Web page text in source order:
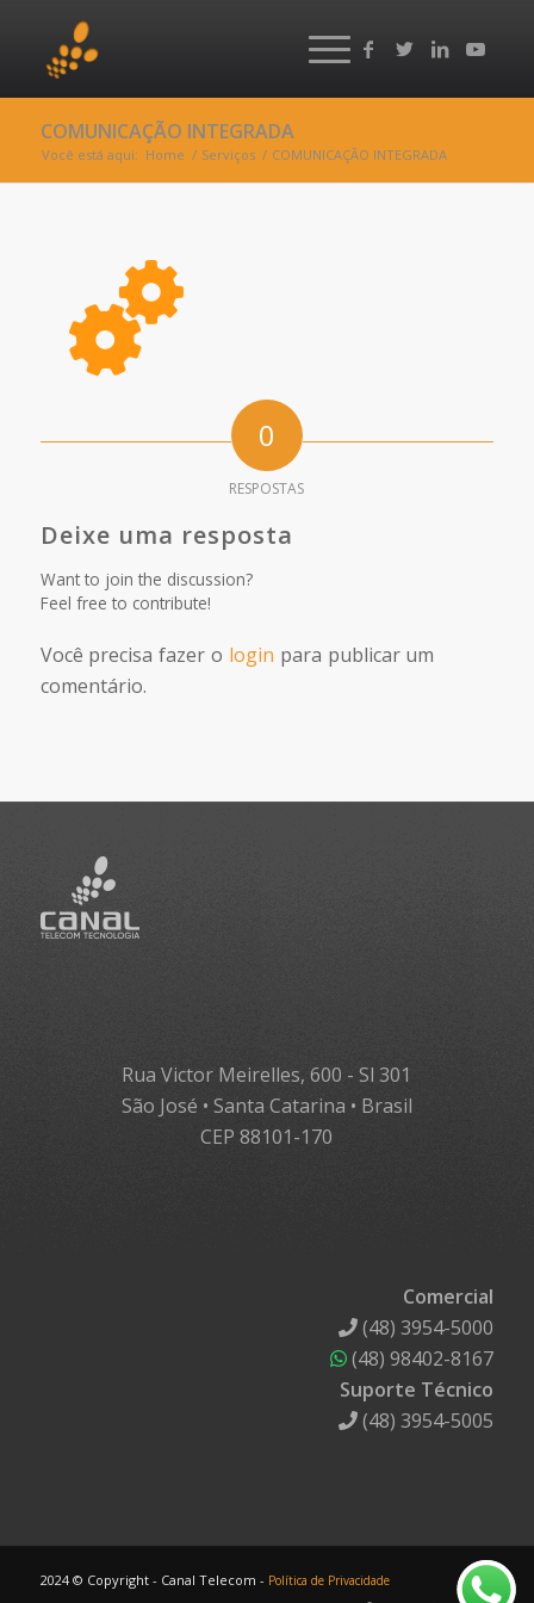
COMUNICAÇÃO INTEGRADA
Você está aqui: Home / Serviços / COMUNICAÇÃO INTEGRADA
0
RESPOSTAS
Deixe uma resposta
Want to join the discussion?
Feel free to contribute!
Você precisa fazer o login para publicar um
comentário.
Rua Victor Meirelles, 600 - Sl 301
São José • Santa Catarina • Brasil
CEP 88101-170
Comercial
(48) 3954-5000
(48) 98402-8167
Suporte Técnico
(48) 3954-5005
2024 © Copyright - Canal Telecom - Política de Privacidade